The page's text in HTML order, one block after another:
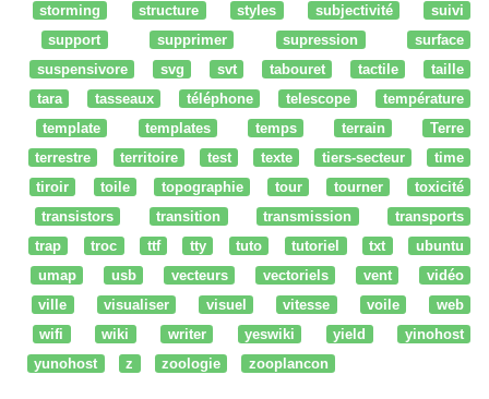
storming
structure styles subjectivité
suivi
support
supprimer supression
surface
suspensivore
svg svt tabouret tactile
taille
tara
tasseaux téléphone telescope
température
template
templates temps terrain
Terre
terrestre
territoire test texte tiers-secteur
time
tiroir
toile topographie tour tourner
toxicité
transistors
transition transmission
transports
trap
troc ttf tty tuto tutoriel txt
ubuntu
umap
usb vecteurs vectoriels vent
vidéo
ville
visualiser visuel vitesse voile
web
wifi
wiki writer yeswiki yield
yinohost
yunohost
z zoologie zooplancon